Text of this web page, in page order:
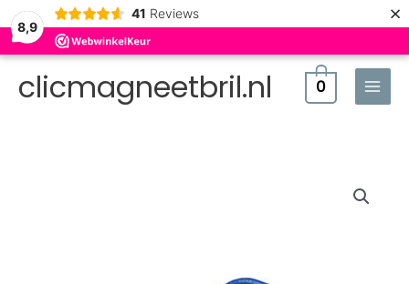
8,9
41 Reviews ×
clicmagneetbril.nl 0